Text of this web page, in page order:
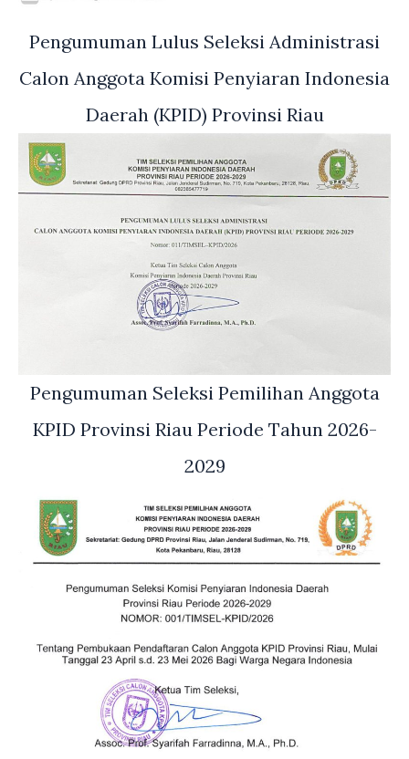
Pengumuman Lulus Seleksi Administrasi
Calon Anggota Komisi Penyiaran Indonesia
Daerah (KPID) Provinsi Riau
Pengumuman Seleksi Pemilihan Anggota
KPID Provinsi Riau Periode Tahun 2026-
2029